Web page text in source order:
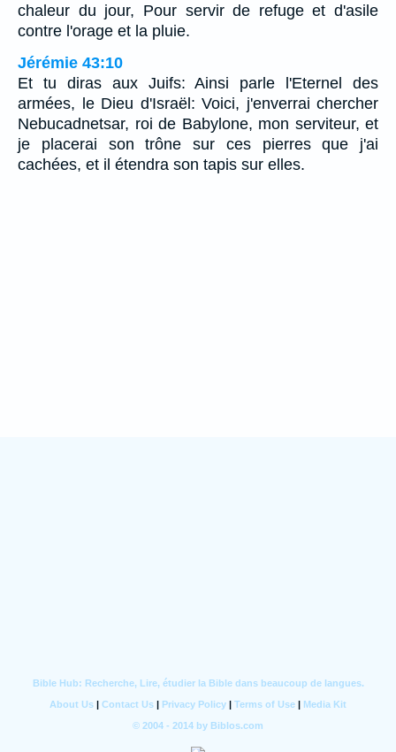
chaleur du jour, Pour servir de refuge et d'asile
contre l'orage et la pluie.
Jérémie 43:10
Et tu diras aux Juifs: Ainsi parle l'Eternel des
armées, le Dieu d'Israël: Voici, j'enverrai chercher
Nebucadnetsar, roi de Babylone, mon serviteur, et
je placerai son trône sur ces pierres que j'ai
cachées, et il étendra son tapis sur elles.